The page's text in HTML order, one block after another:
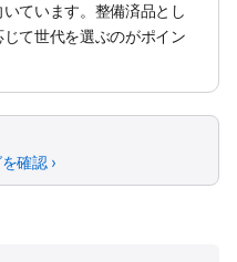
ています。整備済品とし
て世代を選ぶのがポイン
確認 ›